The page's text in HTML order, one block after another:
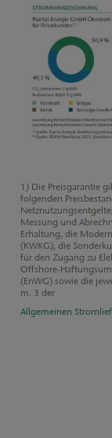
1) Die Preisgarantie
folgenden
Messung und
Erhaltung, die
(KWKG), die
für den Zugang zu
Offshore-
(EnWG) sowie die
m. 3 der
Allgemeinen